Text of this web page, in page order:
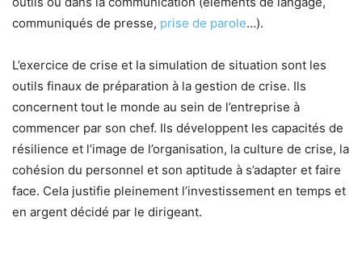
communiqués de presse, prise de parole…).
L’exercice de crise et la simulation de situation sont les
outils finaux de préparation à la gestion de crise. Ils
concernent tout le monde au sein de l’entreprise à
commencer par son chef. Ils développent les capacités de
résilience et l’image de l’organisation, la culture de crise, la
cohésion du personnel et son aptitude à s’adapter et faire
face. Cela justifie pleinement l’investissement en temps et
en argent décidé par le dirigeant.